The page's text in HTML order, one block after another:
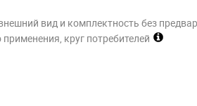
вид и комплектность без
круг потребителей